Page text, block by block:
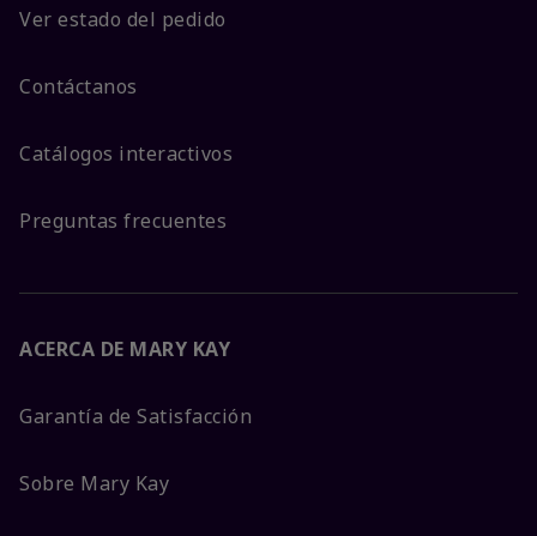
Ver estado del pedido
Contáctanos
Catálogos interactivos
Preguntas frecuentes
ACERCA DE MARY KAY
Garantía de Satisfacción
Sobre Mary Kay